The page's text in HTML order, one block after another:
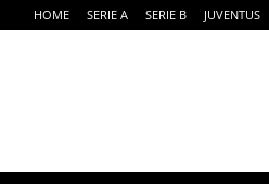
HOME SERIE A SERIE B JUVENTUS